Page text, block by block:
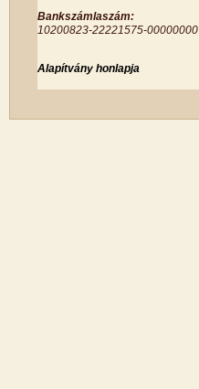
Bankszámlaszám:
10200823-22221575-00000000
Alapítvány honlapja